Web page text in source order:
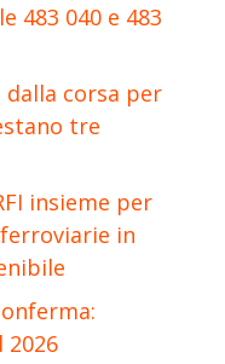
483 040 e 483
dalla corsa per
tre
insieme per
in